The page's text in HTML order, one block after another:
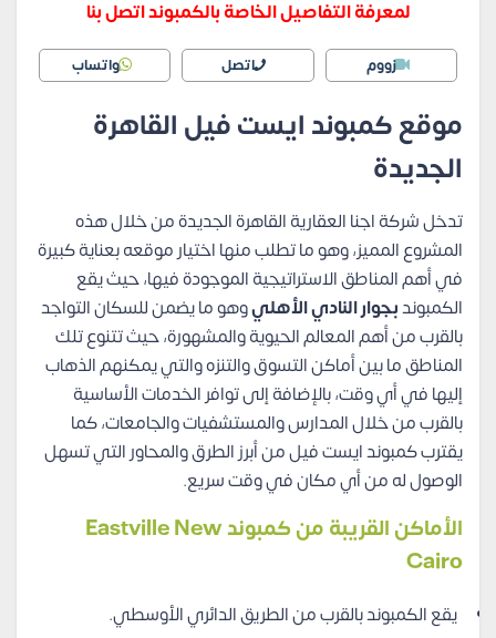
لمعرفة التفاصيل الخاصة بالكمبوند اتصل بنا
زووم اتصل واتساب
موقع كمبوند ايست فيل القاهرة
الجديدة
تدخل شركة اجنا العقارية القاهرة الجديدة من خلال هذه
المشروع المميز، وهو ما تطلب منها اختيار موقعه بعناية كبيرة
في أهم المناطق الاستراتيجية الموجودة فيها، حيث يقع
الكمبوندبجوار النادي الأهليوهو ما يضمن للسكان التواجد
بالقرب من أهم المعالم الحيوية والمشهورة، حيث تتنوع تلك
المناطق ما بين أماكن التسوق والتنزه والتي يمكنهم الذهاب
إليها في أي وقت، بالإضافة إلى توافر الخدمات الأساسية
بالقرب من خلال المدارس والمستشفيات والجامعات، كما
يقترب كمبوند ايست فيل من أبرز الطرق والمحاور التي تسهل
الوصول له من أي مكان في وقت سريع.
الأماكن القريبة من كمبوند Eastville New
Cairo
يقع الكمبوند بالقرب من الطريق الدائري الأوسطي.